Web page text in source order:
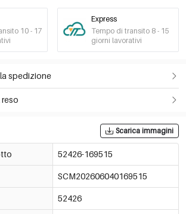
10 - 17
Express
Tempo di transito 8 - 15
giorni lavorativi
spedizione
Scarica immagini
52426-169515
SCM202606040169515
52426